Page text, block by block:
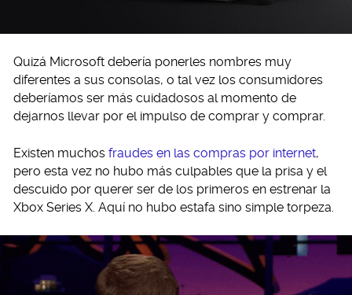
Quizá Microsoft debería ponerles nombres muy
diferentes a sus consolas, o tal vez los consumidores
deberíamos ser más cuidadosos al momento de
dejarnos llevar por el impulso de comprar y comprar.
Existen muchos fraudes en las compras por internet,
pero esta vez no hubo más culpables que la prisa y el
descuido por querer ser de los primeros en estrenar la
Xbox Series X. Aquí no hubo estafa sino simple torpeza.